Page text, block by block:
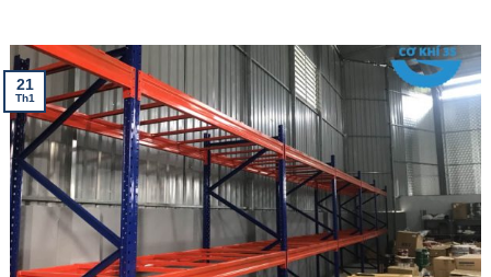
21
Th1